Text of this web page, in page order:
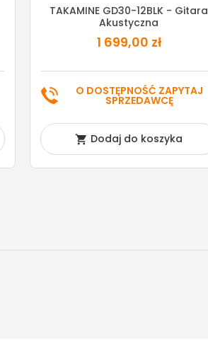
TAKAMINE GD30-12BLK - Gitara
Akustyczna
1 699,00 zł
O DOSTĘPNOŚĆ ZAPYTAJ
SPRZEDAWCĘ
 Dodaj do koszyka